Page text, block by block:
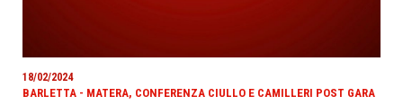
18/02/2024
BARLETTA - MATERA, CONFERENZA CIULLO E CAMILLERI POST GARA